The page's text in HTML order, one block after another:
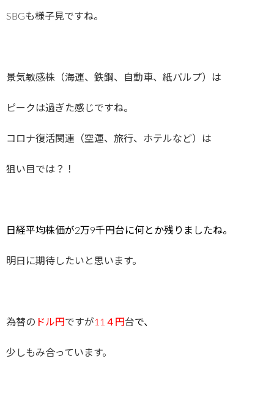
SBGも様子見ですね。
景気敏感株（海運、鉄鋼、自動車、紙パルプ）は
ピークは過ぎた感じですね。
コロナ復活関連（空運、旅行、ホテルなど）は
狙い目では？！
日経平均株価が2万9千円台に何とか残りましたね。
明日に期待したいと思います。
為替の ドル円ですが11４円台で、
少しもみ合っています。